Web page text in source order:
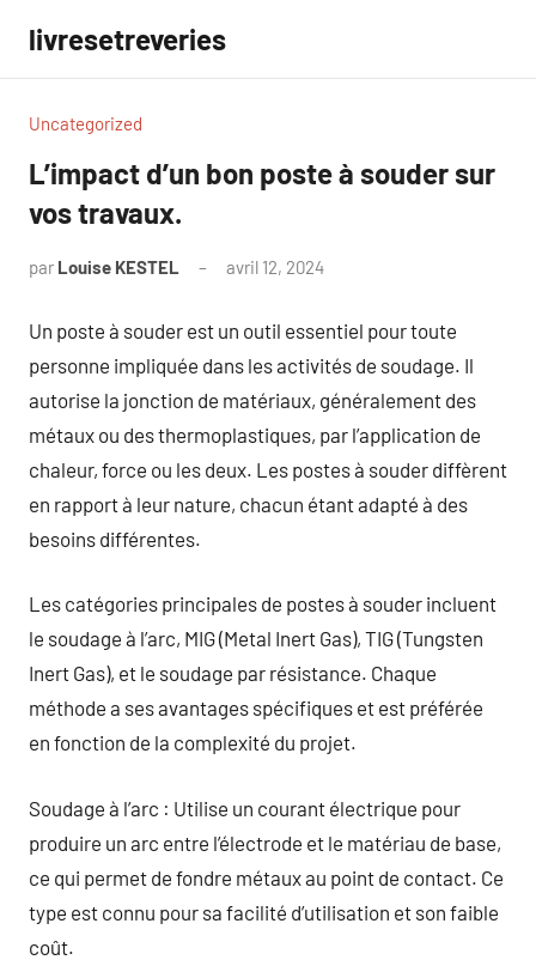
contenu
livresetreveries
Uncategorized
L’impact d’un bon poste à souder sur
vos travaux.
par Louise KESTEL avril 12, 2024
Un poste à souder est un outil essentiel pour toute
personne impliquée dans les activités de soudage. Il
autorise la jonction de matériaux, généralement des
métaux ou des thermoplastiques, par l’application de
chaleur, force ou les deux. Les postes à souder diffèrent
en rapport à leur nature, chacun étant adapté à des
besoins différentes.
Les catégories principales de postes à souder incluent
le soudage à l’arc, MIG (Metal Inert Gas), TIG (Tungsten
Inert Gas), et le soudage par résistance. Chaque
méthode a ses avantages spécifiques et est préférée
en fonction de la complexité du projet.
Soudage à l’arc : Utilise un courant électrique pour
produire un arc entre l’électrode et le matériau de base,
ce qui permet de fondre métaux au point de contact. Ce
type est connu pour sa facilité d’utilisation et son faible
coût.